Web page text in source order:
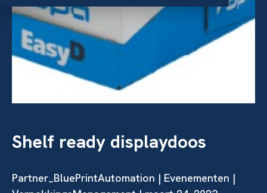
Shelf ready displaydoos
Partner_BluePrintAutomation | Evenementen |